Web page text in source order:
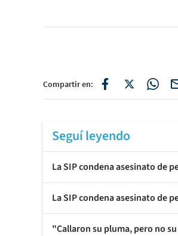
Compartir en:
Seguí leyendo
La SIP condena asesinato de
La SIP condena asesinato de
"Callaron su pluma, pero no